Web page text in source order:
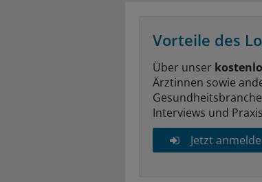
Vorteile des
Über unser
Ärztinnen sowie
Interviews und
Jetzt